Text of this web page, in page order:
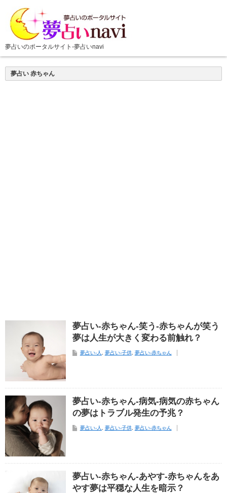
夢占い 赤ちゃん
夢占い-赤ちゃん-笑う-赤ちゃんが笑う
夢は人生が大きく変わる前触れ？
夢占い-人 , 夢占い-子供, 夢占い-赤ちゃん
夢占い-赤ちゃん-病気-病気の赤ちゃん
の夢はトラブル発生の予兆？
夢占い-人 夢占い-子供, 夢占い-赤ちゃん
夢占い-赤ちゃん-あやす-赤ちゃんをあ
やす夢は平穏な人生を暗示？